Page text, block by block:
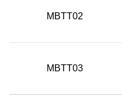
MBTT02
MBTT03